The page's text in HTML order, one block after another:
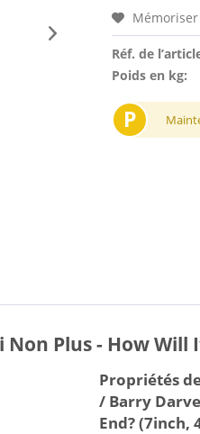
Mémoriser
Réf. de
Poids en kg:
P
Plus - How Will
Propriétés
/ Barry
End? (7inch,